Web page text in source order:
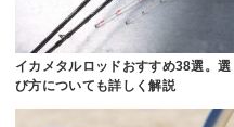
イカメタルロッドおすすめ38選。選
び方についても詳しく解説